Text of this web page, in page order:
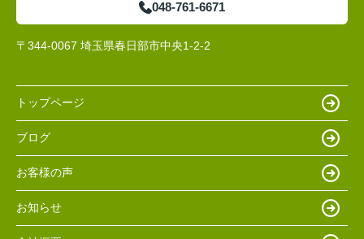
048-761-6671
〒344-0067 埼玉県春日部市中央1-2-2
トップページ
ブログ
お客様の声
お知らせ